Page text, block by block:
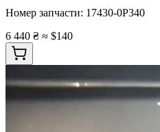
Номер запчасти: 17430-0P340
6 440 ₴ ≈ $140